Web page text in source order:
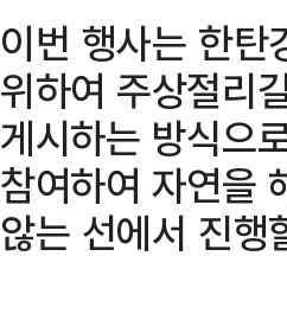
이번 행사는 한탄
위하여 주상절리
게시하는 방식으
참여하여 자연을
않는 선에서 진행